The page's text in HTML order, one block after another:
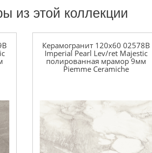
из этой коллекции
Керамогранит 120x60 02578B
Imperial Pearl Lev/ret Majestic
полированная мрамор 9мм
Piemme Ceramiche